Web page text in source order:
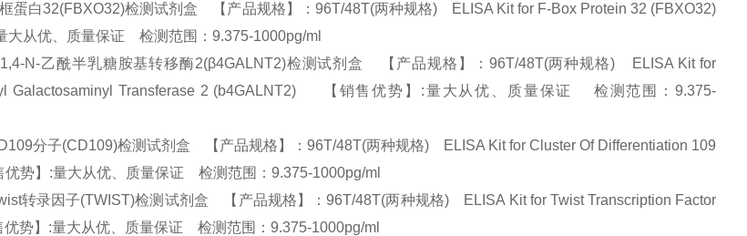
蛋白32(FBXO32)检测试剂盒 【产品规格】：96T/48T(两种规格) ELISA Kit for F-Box Protein 32 (FBXO32)
大从优、质量保证 检测范围：9.375-1000pg/ml
N-乙酰半乳糖胺基转移酶2(β4GALNT2)检测试剂盒 【产品规格】：96T/48T(两种规格) ELISA Kit for
Galactosaminyl Transferase 2 (b4GALNT2) 【销售优势】:量大从优、质量保证 检测范围：9.375-
分子(CD109)检测试剂盒 【产品规格】：96T/48T(两种规格) ELISA Kit for Cluster Of Differentiation 109
势】:量大从优、质量保证 检测范围：9.375-1000pg/ml
转录因子(TWIST)检测试剂盒 【产品规格】：96T/48T(两种规格) ELISA Kit for Twist Transcription Factor
势】:量大从优、质量保证 检测范围：9.375-1000pg/ml